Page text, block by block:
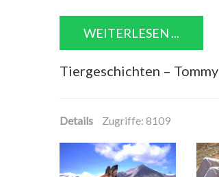
WEITERLESEN ...
Tiergeschichten – Tommy
Details Zugriffe: 8109